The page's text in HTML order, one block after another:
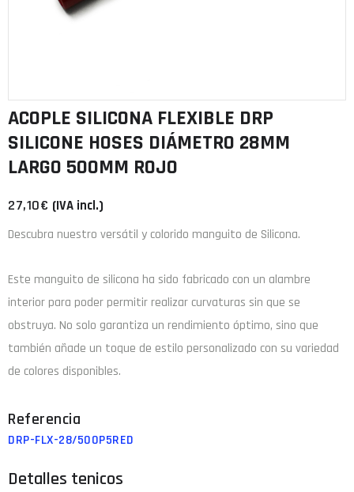
ACOPLE SILICONA FLEXIBLE DRP
SILICONE HOSES DIÁMETRO 28MM
LARGO 500MM ROJO
27,10€ (IVA incl.)
Descubra nuestro versátil y colorido manguito de Silicona.
Este manguito de silicona ha sido fabricado con un alambre
interior para poder permitir realizar curvaturas sin que se
obstruya. No solo garantiza un rendimiento óptimo, sino que
también añade un toque de estilo personalizado con su variedad
de colores disponibles.
DRP-FLX-28/500P5RED
Detalles tenicos